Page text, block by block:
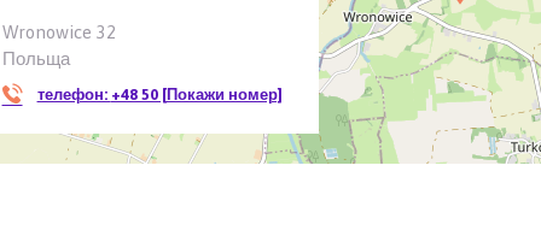
Wronowice 32
Польща
телефон: +48 50 [Покажи номер]